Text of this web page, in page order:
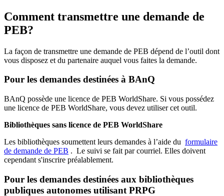
Comment transmettre une demande de
PEB?
La façon de transmettre une demande de PEB dépend de l’outil dont
vous disposez et du partenaire auquel vous faites la demande.
Pour les demandes destinées à BAnQ
BAnQ possède une licence de PEB WorldShare. Si vous possédez
une licence de PEB WorldShare, vous devez utiliser cet outil.
Bibliothèques sans licence de PEB WorldShare
Les bibliothèques soumettent leurs demandes à l’aide du formulaire
de demande de PEB . Le suivi se fait par courriel. Elles doivent
cependant s'inscrire préalablement.
Pour les demandes destinées aux bibliothèques
publiques autonomes utilisant PRPG